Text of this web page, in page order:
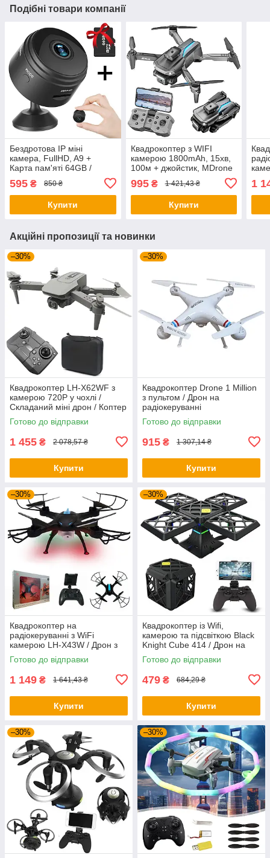
Подібні товари компанії
Бездротова IP міні
камера, FullHD, A9 +
Карта пам'яті 64GB /
Універсальна міні камера
з WiFi
595 ₴ 850 ₴
Купити
Квадрокоптер з WIFI
камерою 1800mAh, 15хв,
100м + джойстик, MDrone
Складаний дрон з пультом
995₴ 1 421,43 ₴
Купити
1
Акційні пропозиції та новинки
–30%
Квадрокоптер LH-X62WF з
камерою 720P у чохлі /
Складаний міні дрон / Коптер
з пультом
Готово до відправки
1 455 ₴ 2 078,57 ₴
Купити
–30%
Квадрокоптер Drone 1 Million
з пультом / Дрон на
радіокеруванні
Готово до відправки
915 ₴ 1 307,14 ₴
Купити
–30%
Квадрокоптер на
радіокеруванні з WiFi
камерою LH-X43W / Дрон з
камерою та підсвіткою
Готово до відправки
1 149 ₴ 1 641,43 ₴
Купити
–30%
Квадрокоптер із Wifi,
камерою та підсвіткою Black
Knight Cube 414 / Дрон на
радіокеруванні
Готово до відправки
479 ₴ 684,29 ₴
Купити
–30% –30%